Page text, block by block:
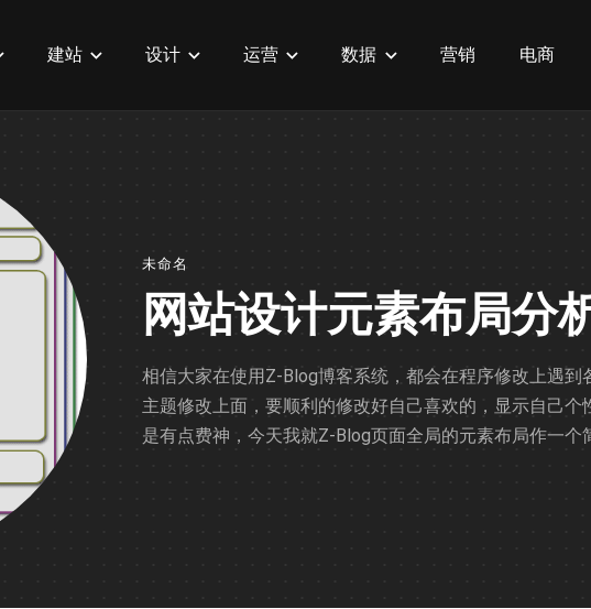
建站 设计 运营 数据 营销 电商
未命名
网站设计元素布局分
相信大家在使用Z-Blog博客系统，都会在程序修改上遇
主题修改上面，要顺利的修改好自己喜欢的，显示自己
是有点费神，今天我就Z-Blog页面全局的元素布局作一个